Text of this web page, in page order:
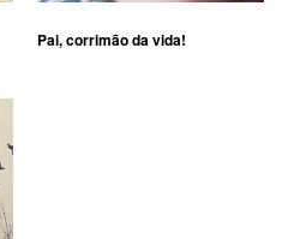
Pai, corrimão da vida!